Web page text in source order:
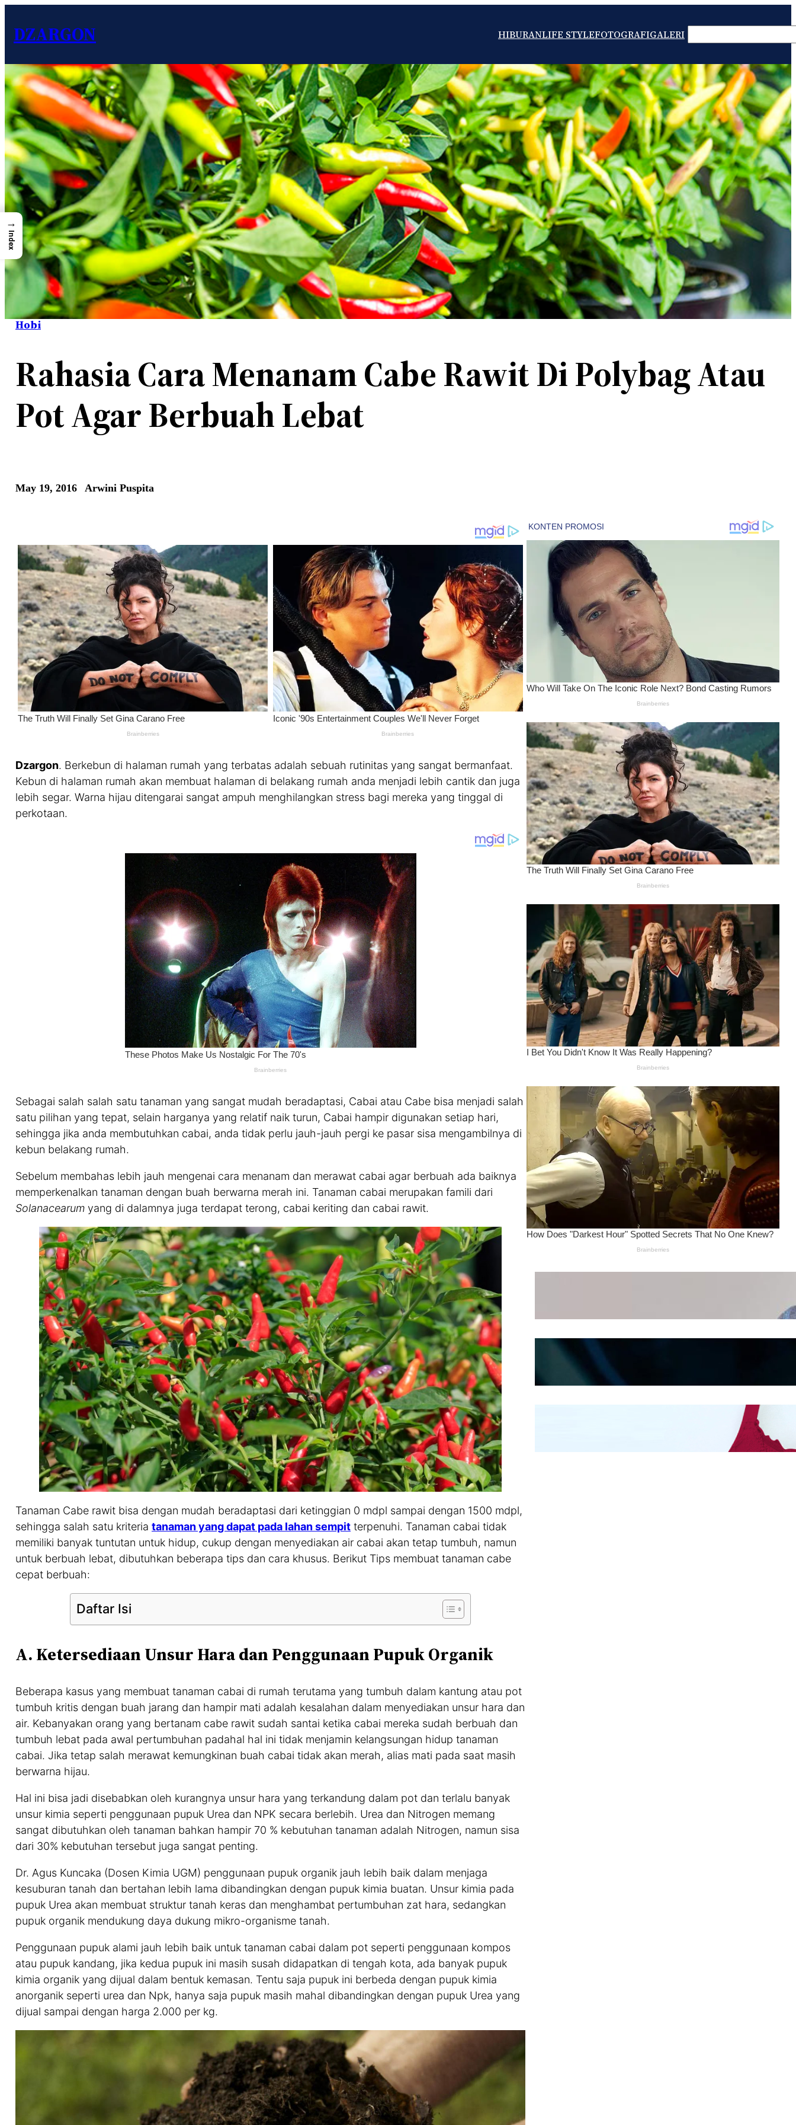
DZARGON HIBURANLIFE STYLEFOTOGRAFIGALERI SEARCH
Hobi
Rahasia Cara Menanam Cabe Rawit Di Polybag Atau
Pot Agar Berbuah Lebat
May 19, 2016 Arwini Puspita
Dzargon. Berkebun di halaman rumah yang terbatas adalah sebuah rutinitas yang sangat bermanfaat.
Kebun di halaman rumah akan membuat halaman di belakang rumah anda menjadi lebih cantik dan juga
lebih segar. Warna hijau ditengarai sangat ampuh menghilangkan stress bagi mereka yang tinggal di
perkotaan.
Sebagai salah salah satu tanaman yang sangat mudah beradaptasi, Cabai atau Cabe bisa menjadi salah
satu pilihan yang tepat, selain harganya yang relatif naik turun, Cabai hampir digunakan setiap hari,
sehingga jika anda membutuhkan cabai, anda tidak perlu jauh-jauh pergi ke pasar sisa mengambilnya di
kebun belakang rumah.
Sebelum membahas lebih jauh mengenai cara menanam dan merawat cabai agar berbuah ada baiknya
memperkenalkan tanaman dengan buah berwarna merah ini. Tanaman cabai merupakan famili dari
Solanacearum yang di dalamnya juga terdapat terong, cabai keriting dan cabai rawit.
Tanaman Cabe rawit bisa dengan mudah beradaptasi dari ketinggian 0 mdpl sampai dengan 1500 mdpl,
sehingga salah satu kriteria tanaman yang dapat pada lahan sempit terpenuhi. Tanaman cabai tidak
memiliki banyak tuntutan untuk hidup, cukup dengan menyediakan air cabai akan tetap tumbuh, namun
untuk berbuah lebat, dibutuhkan beberapa tips dan cara khusus. Berikut Tips membuat tanaman cabe
cepat berbuah:
Daftar Isi
A. Ketersediaan Unsur Hara dan Penggunaan Pupuk Organik
Beberapa kasus yang membuat tanaman cabai di rumah terutama yang tumbuh dalam kantung atau pot
tumbuh kritis dengan buah jarang dan hampir mati adalah kesalahan dalam menyediakan unsur hara dan
air. Kebanyakan orang yang bertanam cabe rawit sudah santai ketika cabai mereka sudah berbuah dan
tumbuh lebat pada awal pertumbuhan padahal hal ini tidak menjamin kelangsungan hidup tanaman
cabai. Jika tetap salah merawat kemungkinan buah cabai tidak akan merah, alias mati pada saat masih
berwarna hijau.
Hal ini bisa jadi disebabkan oleh kurangnya unsur hara yang terkandung dalam pot dan terlalu banyak
unsur kimia seperti penggunaan pupuk Urea dan NPK secara berlebih. Urea dan Nitrogen memang
sangat dibutuhkan oleh tanaman bahkan hampir 70 % kebutuhan tanaman adalah Nitrogen, namun sisa
dari 30% kebutuhan tersebut juga sangat penting.
Dr. Agus Kuncaka (Dosen Kimia UGM) penggunaan pupuk organik jauh lebih baik dalam menjaga
kesuburan tanah dan bertahan lebih lama dibandingkan dengan pupuk kimia buatan. Unsur kimia pada
pupuk Urea akan membuat struktur tanah keras dan menghambat pertumbuhan zat hara, sedangkan
pupuk organik mendukung daya dukung mikro-organisme tanah.
Penggunaan pupuk alami jauh lebih baik untuk tanaman cabai dalam pot seperti penggunaan kompos
atau pupuk kandang, jika kedua pupuk ini masih susah didapatkan di tengah kota, ada banyak pupuk
kimia organik yang dijual dalam bentuk kemasan. Tentu saja pupuk ini berbeda dengan pupuk kimia
anorganik seperti urea dan Npk, hanya saja pupuk masih mahal dibandingkan dengan pupuk Urea yang
dijual sampai dengan harga 2.000 per kg.
Wanita Pamer Pakaian
Kepribadian
Mengintip Kepribadian
Wanita Dari Warna Bra
→
Index